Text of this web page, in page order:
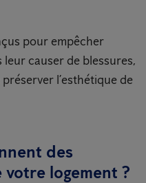
pour empêcher
leur causer de blessures,
l’esthétique de
des
logement ?